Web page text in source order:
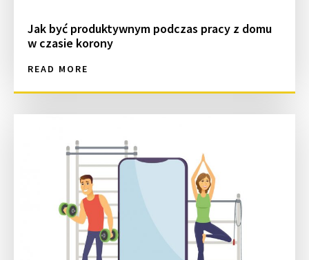
Jak być produktywnym podczas pracy z domu
w czasie korony
READ MORE